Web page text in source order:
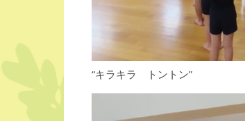
“キラキラ トントン”